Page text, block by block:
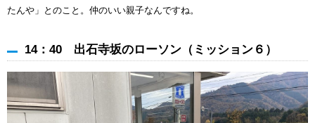
たんや」とのこと。仲のいい親子なんですね。
14：40 出石寺坂のローソン（ミッション６）